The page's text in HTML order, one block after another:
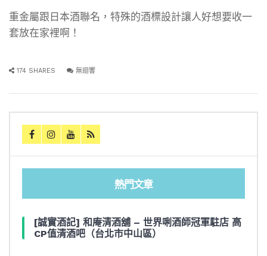
重金屬跟日本酒聯名，特殊的酒標設計讓人好想要收一
套放在家裡啊！
174 SHARES 無迴響
熱門文章
[誠實酒記] 和庵清酒舖 – 世界唎酒師冠軍駐店 高
CP值清酒吧（台北市中山區）